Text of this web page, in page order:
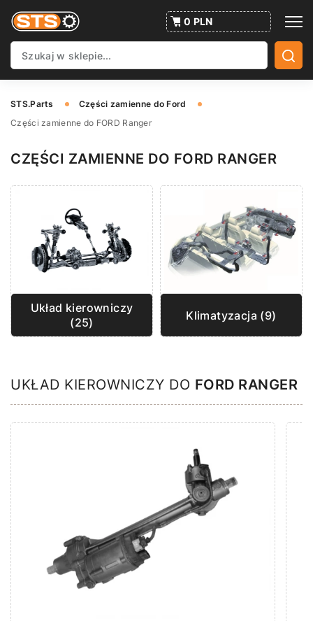
0 PLN
STS.Parts
Części zamienne do Ford
Części zamienne do FORD Ranger
CZĘŚCI ZAMIENNE DO FORD RANGER
Układ kierowniczy
(25)
Klimatyzacja (9)
UKŁAD KIEROWNICZY DO FORD RANGER